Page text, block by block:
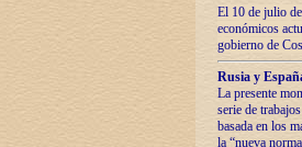
El 10 de julio
económicos
gobierno de
Rusia y
La presente
serie de
basada en los
la “nueva